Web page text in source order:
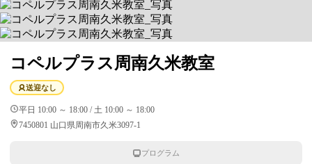
コペルプラス周南久米教室
送迎なし
平日 10:00 ～ 18:00 / 土 10:00 ～ 18:00
7450801 山口県周南市久米3097-1
プログラム